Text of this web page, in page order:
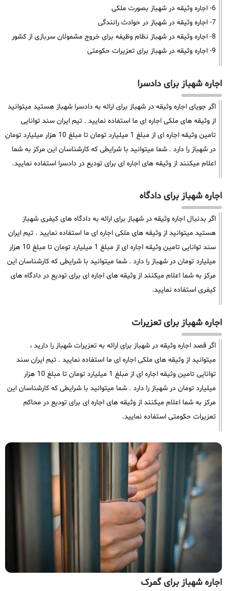
6- اجاره وثیقه در شهباز بصورت ملکی
7- اجاره وثیقه در شهباز در حوادث رانندگی
8- اجاره وثیقه در شهباز نظام وظیفه برای خروج مشمولان سربازی از کشور
9- اجاره وثیقه در شهباز برای تعزیرات حکومتی
اجاره شهباز برای دادسرا
اگر جویای اجاره وثیقه در شهباز برای ارائه به دادسرا شهباز هستید میتوانید
از وثیقه های ملکی اجاره ای ما استفاده نمایید . تیم ایران سند توانایی
تامین وثیقه اجاره ای از مبلغ 1 میلیارد تومان تا مبلغ 10 هزار میلیارد تومان
در شهباز را دارد . شما میتوانید با شرایطی که کارشناسان این مرکز به شما
اعلام میکنند از وثیقه های اجاره ای برای تودیع در دادسرا استفاده نمایید.
اجاره شهباز برای دادگاه
اگر بدنبال اجاره وثیقه در شهباز برای ارائه به دادگاه های کیفری شهباز
هستید میتوانید از وثیقه های ملکی اجاره ای ما استفاده نمایید . تیم ایران
سند توانایی تامین وثیقه اجاره ای از مبلغ 1 میلیارد تومان تا مبلغ 10 هزار
میلیارد تومان در شهباز را دارد . شما میتوانید با شرایطی که کارشناسان این
مرکز به شما اعلام میکنند از وثیقه های اجاره ای برای تودیع در دادگاه های
کیفری استفاده نمایید.
اجاره شهباز برای تعزیرات
اگر قصد اجاره وثیقه در شهباز برای ارائه به تعزیرات شهباز را دارید ،
میتوانید از وثیقه های ملکی اجاره ای ما استفاده نمایید . تیم ایران سند
توانایی تامین وثیقه اجاره ای از مبلغ 1 میلیارد تومان تا مبلغ 10 هزار
میلیارد تومان در شهباز را دارد . شما میتوانید با شرایطی که کارشناسان این
مرکز به شما اعلام میکنند از وثیقه های اجاره ای برای تودیع در محاکم
تعزیرات حکومتی استفاده نمایید.
اجاره شهباز برای گمرک